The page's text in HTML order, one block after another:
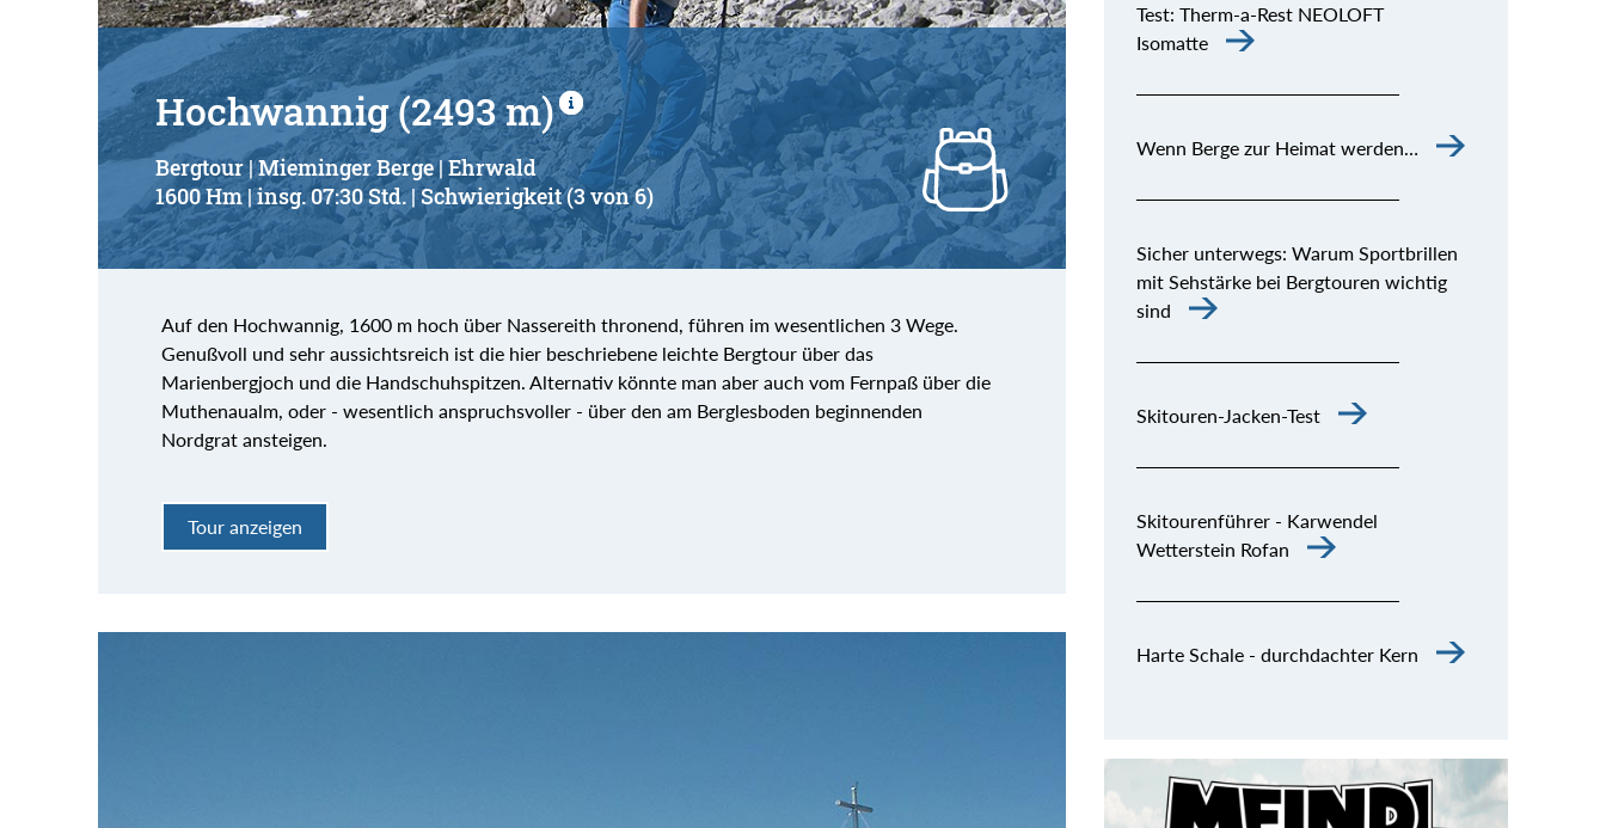
Hochwannig (2493 m)
Bergtour | Mieminger Berge | Ehrwald
1600 Hm | insg. 07:30 Std. | Schwierigkeit (3 von 6)
Auf den Hochwannig, 1600 m hoch über Nassereith thronend, führen im wesentlichen 3 Wege.
Genußvoll und sehr aussichtsreich ist die hier beschriebene leichte Bergtour über das
Marienbergjoch und die Handschuhspitzen. Alternativ könnte man aber auch vom Fernpaß über die
Muthenaualm, oder - wesentlich anspruchsvoller - über den am Berglesboden beginnenden
Nordgrat ansteigen.
Tour anzeigen
Test: Therm-a-Rest NEOLOFT
Isomatte
Wenn Berge zur Heimat werden…
Sicher unterwegs: Warum Sportbrillen
mit Sehstärke bei Bergtouren wichtig
sind
Skitouren-Jacken-Test
Skitourenführer - Karwendel
Wetterstein Rofan
Harte Schale - durchdachter Kern